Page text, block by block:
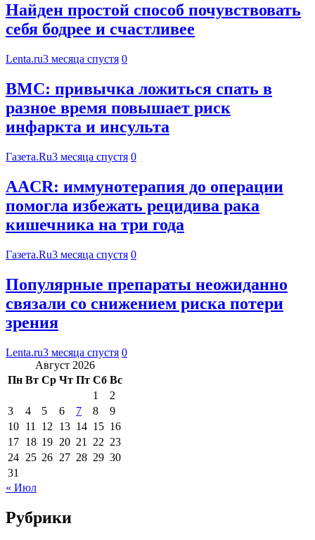
Найден простой способ почувствовать
себя бодрее и счастливее
Lenta.ru3 месяца спустя 0
BMC: привычка ложиться спать в
разное время повышает риск
инфаркта и инсульта
Газета.Ru3 месяца спустя 0
AACR: иммунотерапия до операции
помогла избежать рецидива рака
кишечника на три года
Газета.Ru3 месяца спустя 0
Популярные препараты неожиданно
связали со снижением риска потери
зрения
Lenta.ru3 месяца спустя 0
Август 2026
Пн Вт Ср Чт Пт Сб Вс
1
2
3
4 5 6 7 8
9
10 11 12 13 14 15 16
17 18 19 20 21 22 23
24 25 26 27 28 29 30
31
« Июл
Рубрики